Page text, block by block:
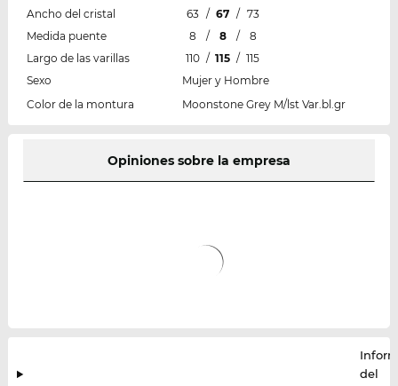
Ancho del cristal
63 / 67 / 73
Medida puente
8 / 8 /
8
Largo de las varillas
110 / 115 / 115
Sexo
Mujer y Hombre
Color de la montura
Moonstone Grey M/lst Var.bl.gr
Opiniones sobre la empresa
del